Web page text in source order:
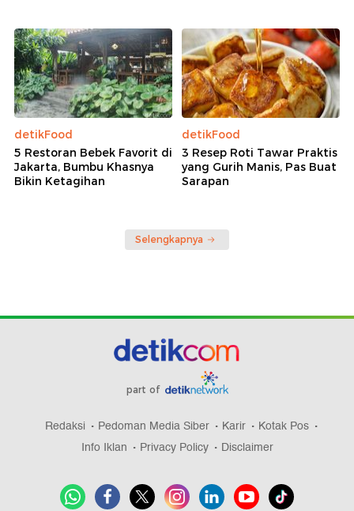
detikFood
5 Restoran Bebek Favorit di
Jakarta, Bumbu Khasnya
Bikin Ketagihan
detikFood
3 Resep Roti Tawar Praktis
yang Gurih Manis, Pas Buat
Sarapan
Selengkapnya
part of
Redaksi Pedoman Media Siber Karir
Kotak Pos
Info Iklan
Privacy Policy Disclaimer